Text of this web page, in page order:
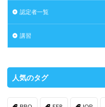
認定者一覧
講習
人気のタグ